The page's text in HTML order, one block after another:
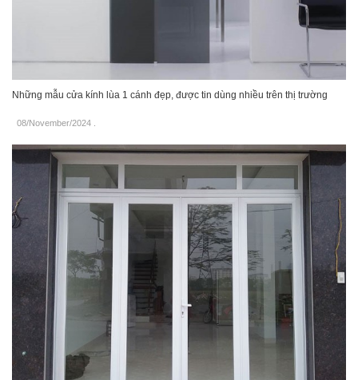
Những mẫu cửa kính lùa 1 cánh đẹp, được tin dùng nhiều trên thị trường
08/November/2024